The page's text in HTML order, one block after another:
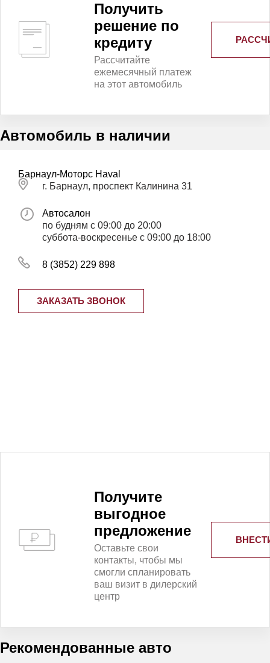
Получить
решение по
кредиту
Рассчитайте
ежемесячный платеж
на этот автомобиль
Автомобиль в наличии
Барнаул-Моторс Haval
г. Барнаул, проспект Калинина 31
Автосалон
по будням с 09:00 до 20:00
суббота-воскресенье с 09:00 до 18:00
8 (3852) 229 898
ЗАКАЗАТЬ ЗВОНОК
Получитe
выгодное
предложение
Оставьте свои
контакты, чтобы мы
смогли спланировать
ваш визит в дилерский
центр
Рекомендованные авто